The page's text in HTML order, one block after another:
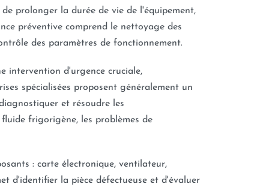
prolonger la durée de vie de l'équipement,
préventive comprend le nettoyage des
des paramètres de fonctionnement.
intervention d'urgence cruciale,
spécialisées proposent généralement un
et résoudre les
frigorigène, les problèmes de
: carte électronique, ventilateur,
d'identifier la pièce défectueuse et d'évaluer